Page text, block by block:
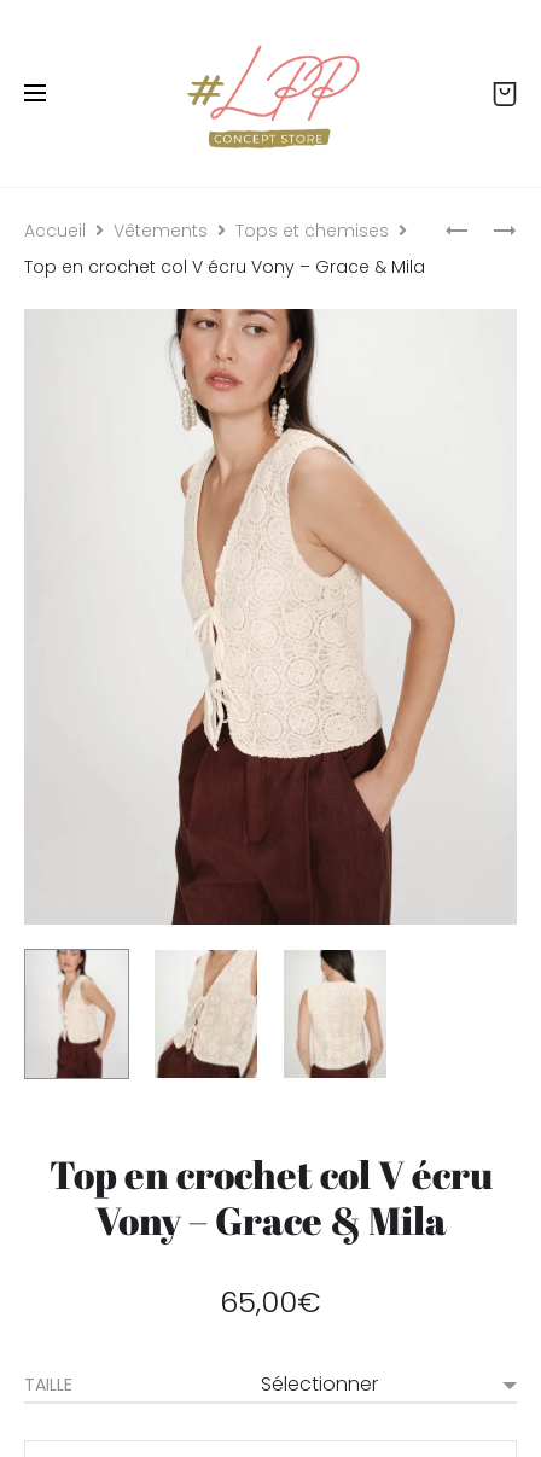
& collect gratuit
Accueil Vêtements
Tops et chemises
Top en crochet col V écru Vony – Grace & Mila
Top en crochet col V écru
Vony – Grace & Mila
65,00€
TAILLE